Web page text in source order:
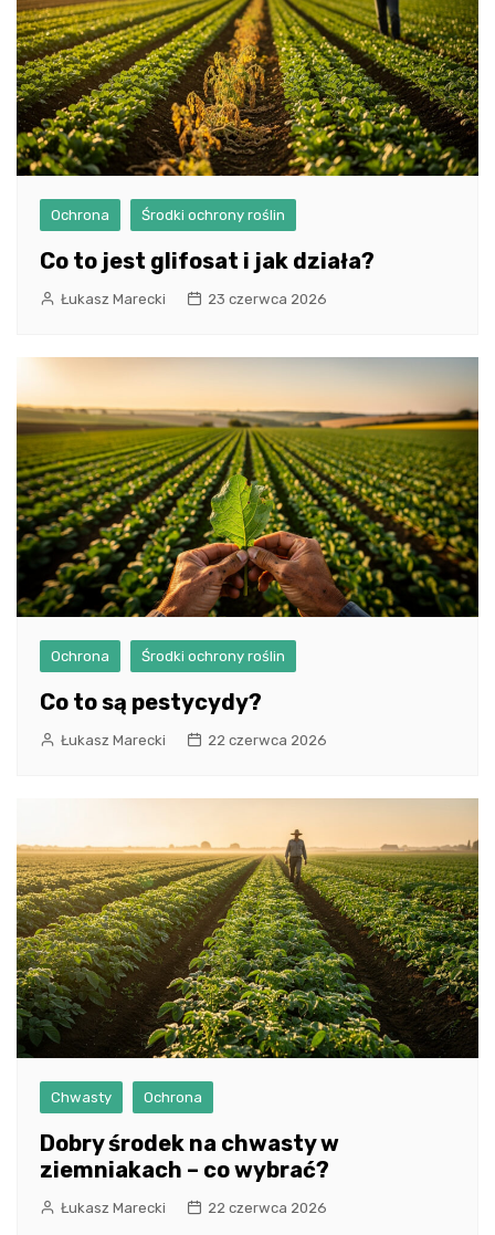
Ochrona Środki ochrony roślin
Co to jest glifosat i jak działa?
Łukasz Marecki 23 czerwca 2026
Ochrona Środki ochrony roślin
Co to są pestycydy?
Łukasz Marecki 22 czerwca 2026
Chwasty Ochrona
Dobry środek na chwasty w
ziemniakach – co wybrać?
Łukasz Marecki 22 czerwca 2026